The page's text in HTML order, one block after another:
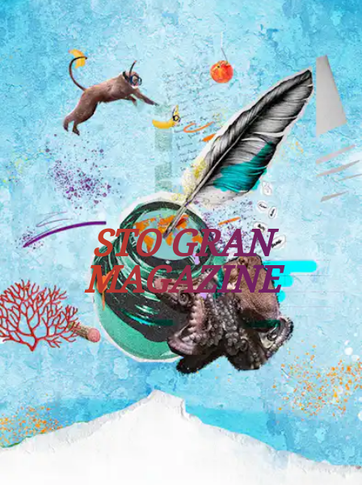
Tutti i viaggi Prossime partenze
STO GRAN
MAGAZINE